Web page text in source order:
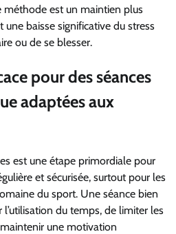
méthode est un maintien plus
baisse significative du stress
ou de se blesser.
pour des séances
adaptées aux
est une étape primordiale pour
et sécurisée, surtout pour les
du sport. Une séance bien
l’utilisation du temps, de limiter les
une motivation